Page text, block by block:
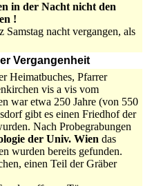
in der Nacht nicht den
!
nacht vergangen, als
Vergangenheit
Heimatbuches, Pfarrer
vis a vis vom
war etwa 250 Jahre (von 550
gibt es einen Friedhof der
Nach Probegrabungen
der Univ. Wien das
wurden bereits gefunden.
einen Teil der Gräber